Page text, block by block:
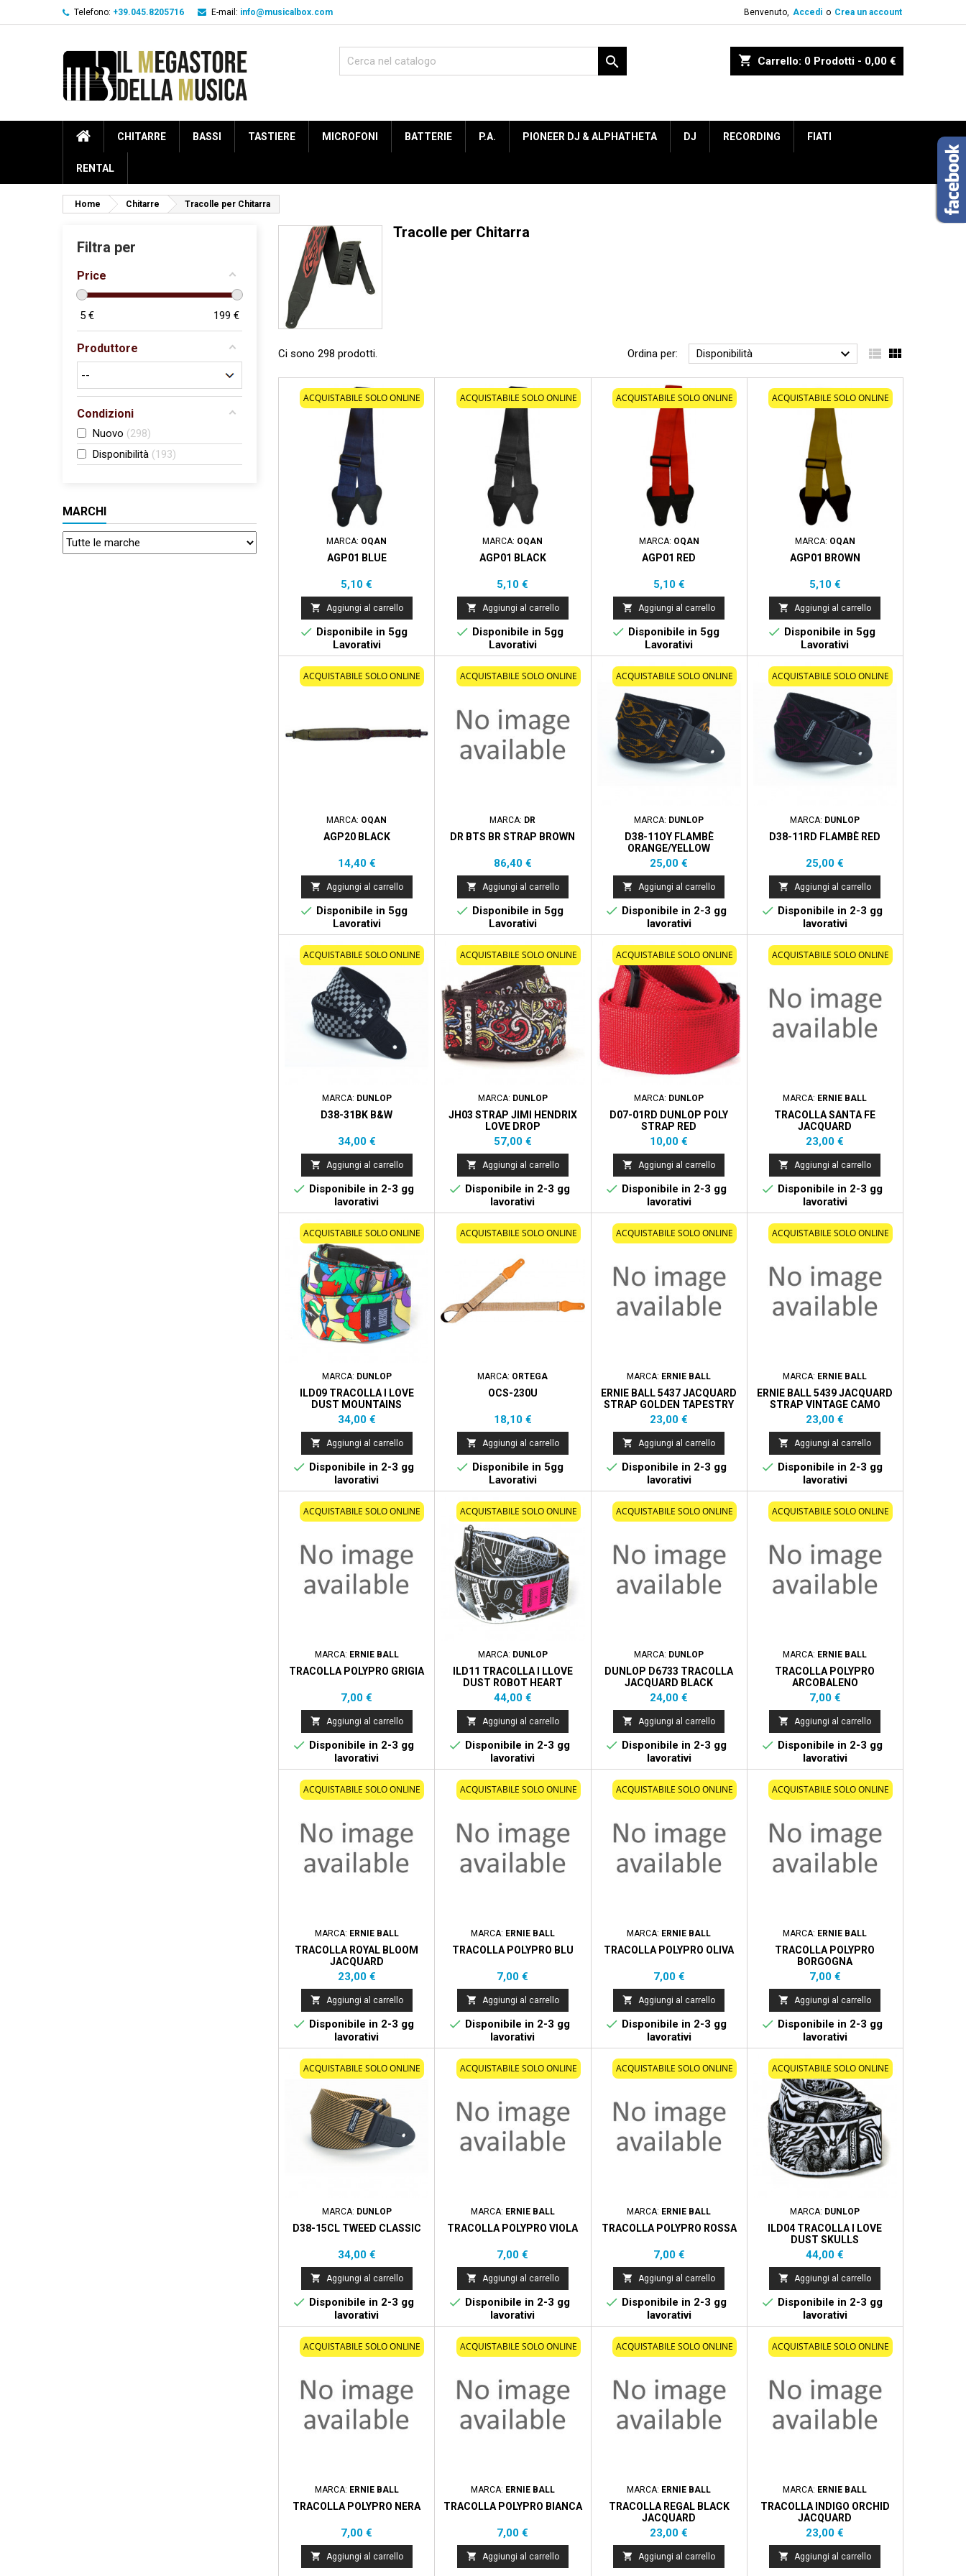
Telefono: +39.045.8205716 E-mail: info@musicalbox.com Benvenuto, Accedi o Crea un account
shopping_cart Carrello: 0 Prodotti - 0,00 €

CHITARRE BASSI TASTIERE MICROFONI BATTERIE P.A. PIONEER DJ & ALPHATHETA DJ RECORDING FIATI
RENTAL
Home Chitarre Tracolle per Chitarra
Filtra per
Price
5 € 199 €
Produttore
Condizioni
Nuovo
298
Disponibilità 193
MARCHI
Tracolle per Chitarra
Ci sono 298 prodotti. Ordina per: Disponibilità   
ACQUISTABILE SOLO ONLINE
MARCA: OQAN
AGP01 BLUE
Prezzo
5,10 €
 Aggiungi al carrello
 Disponibile in 5gg
Lavorativi
ACQUISTABILE SOLO ONLINE
MARCA: OQAN
AGP01 BLACK
Prezzo
5,10 €
 Aggiungi al carrello
 Disponibile in 5gg
Lavorativi
ACQUISTABILE SOLO ONLINE
MARCA: OQAN
AGP01 RED
Prezzo
5,10 €
 Aggiungi al carrello
 Disponibile in 5gg
Lavorativi
ACQUISTABILE SOLO ONLINE
MARCA: OQAN
AGP01 BROWN
Prezzo
5,10 €
 Aggiungi al carrello
 Disponibile in 5gg
Lavorativi
ACQUISTABILE SOLO ONLINE
MARCA: OQAN
AGP20 BLACK
Prezzo
14,40 €
 Aggiungi al carrello
 Disponibile in 5gg
Lavorativi
ACQUISTABILE SOLO ONLINE
MARCA: DR
DR BTS BR STRAP BROWN
Prezzo
86,40 €
 Aggiungi al carrello
 Disponibile in 5gg
Lavorativi
ACQUISTABILE SOLO ONLINE
MARCA: DUNLOP
D38-11OY FLAMBÈ
ORANGE/YELLOW
Prezzo
25,00 €
 Aggiungi al carrello
 Disponibile in 2-3 gg
lavorativi
ACQUISTABILE SOLO ONLINE
MARCA: DUNLOP
D38-11RD FLAMBÈ RED
Prezzo
25,00 €
 Aggiungi al carrello
 Disponibile in 2-3 gg
lavorativi
ACQUISTABILE SOLO ONLINE
MARCA: DUNLOP
D38-31BK B&W
Prezzo
34,00 €
 Aggiungi al carrello
 Disponibile in 2-3 gg
lavorativi
ACQUISTABILE SOLO ONLINE
MARCA: DUNLOP
JH03 STRAP JIMI HENDRIX
LOVE DROP
Prezzo
57,00 €
 Aggiungi al carrello
 Disponibile in 2-3 gg
lavorativi
ACQUISTABILE SOLO ONLINE
MARCA: DUNLOP
D07-01RD DUNLOP POLY
STRAP RED
Prezzo
10,00 €
 Aggiungi al carrello
 Disponibile in 2-3 gg
lavorativi
ACQUISTABILE SOLO ONLINE
MARCA: ERNIE BALL
TRACOLLA SANTA FE
JACQUARD
Prezzo
23,00 €
 Aggiungi al carrello
 Disponibile in 2-3 gg
lavorativi
ACQUISTABILE SOLO ONLINE
MARCA: DUNLOP
ILD09 TRACOLLA I LOVE
DUST MOUNTAINS
Prezzo
34,00 €
 Aggiungi al carrello
 Disponibile in 2-3 gg
lavorativi
ACQUISTABILE SOLO ONLINE
MARCA: ORTEGA
OCS-230U
Prezzo
18,10 €
 Aggiungi al carrello
 Disponibile in 5gg
Lavorativi
ACQUISTABILE SOLO ONLINE
MARCA: ERNIE BALL
ERNIE BALL 5437 JACQUARD
STRAP GOLDEN TAPESTRY
Prezzo
23,00 €
 Aggiungi al carrello
 Disponibile in 2-3 gg
lavorativi
ACQUISTABILE SOLO ONLINE
MARCA: ERNIE BALL
ERNIE BALL 5439 JACQUARD
STRAP VINTAGE CAMO
Prezzo
23,00 €
 Aggiungi al carrello
 Disponibile in 2-3 gg
lavorativi
ACQUISTABILE SOLO ONLINE
MARCA: ERNIE BALL
TRACOLLA POLYPRO GRIGIA
Prezzo
7,00 €
 Aggiungi al carrello
 Disponibile in 2-3 gg
lavorativi
ACQUISTABILE SOLO ONLINE
MARCA: DUNLOP
ILD11 TRACOLLA I LLOVE
DUST ROBOT HEART
Prezzo
44,00 €
 Aggiungi al carrello
 Disponibile in 2-3 gg
lavorativi
ACQUISTABILE SOLO ONLINE
MARCA: DUNLOP
DUNLOP D6733 TRACOLLA
JACQUARD BLACK
Prezzo
24,00 €
 Aggiungi al carrello
 Disponibile in 2-3 gg
lavorativi
ACQUISTABILE SOLO ONLINE
MARCA: ERNIE BALL
TRACOLLA POLYPRO
ARCOBALENO
Prezzo
7,00 €
 Aggiungi al carrello
 Disponibile in 2-3 gg
lavorativi
ACQUISTABILE SOLO ONLINE
MARCA: ERNIE BALL
TRACOLLA ROYAL BLOOM
JACQUARD
Prezzo
23,00 €
 Aggiungi al carrello
 Disponibile in 2-3 gg
lavorativi
ACQUISTABILE SOLO ONLINE
MARCA: ERNIE BALL
TRACOLLA POLYPRO BLU
Prezzo
7,00 €
 Aggiungi al carrello
 Disponibile in 2-3 gg
lavorativi
ACQUISTABILE SOLO ONLINE
MARCA: ERNIE BALL
TRACOLLA POLYPRO OLIVA
Prezzo
7,00 €
 Aggiungi al carrello
 Disponibile in 2-3 gg
lavorativi
ACQUISTABILE SOLO ONLINE
MARCA: ERNIE BALL
TRACOLLA POLYPRO
BORGOGNA
Prezzo
7,00 €
 Aggiungi al carrello
 Disponibile in 2-3 gg
lavorativi
ACQUISTABILE SOLO ONLINE
MARCA: DUNLOP
D38-15CL TWEED CLASSIC
Prezzo
34,00 €
 Aggiungi al carrello
 Disponibile in 2-3 gg
lavorativi
ACQUISTABILE SOLO ONLINE
MARCA: ERNIE BALL
TRACOLLA POLYPRO VIOLA
Prezzo
7,00 €
 Aggiungi al carrello
 Disponibile in 2-3 gg
lavorativi
ACQUISTABILE SOLO ONLINE
MARCA: ERNIE BALL
TRACOLLA POLYPRO ROSSA
Prezzo
7,00 €
 Aggiungi al carrello
 Disponibile in 2-3 gg
lavorativi
ACQUISTABILE SOLO ONLINE
MARCA: DUNLOP
ILD04 TRACOLLA I LOVE
DUST SKULLS
Prezzo
44,00 €
 Aggiungi al carrello
 Disponibile in 2-3 gg
lavorativi
ACQUISTABILE SOLO ONLINE
MARCA: ERNIE BALL
TRACOLLA POLYPRO NERA
Prezzo
7,00 €
 Aggiungi al carrello
ACQUISTABILE SOLO ONLINE
MARCA: ERNIE BALL
TRACOLLA POLYPRO BIANCA
Prezzo
7,00 €
 Aggiungi al carrello
ACQUISTABILE SOLO ONLINE
MARCA: ERNIE BALL
TRACOLLA REGAL BLACK
JACQUARD
Prezzo
23,00 €
 Aggiungi al carrello
ACQUISTABILE SOLO ONLINE
MARCA: ERNIE BALL
TRACOLLA INDIGO ORCHID
JACQUARD
Prezzo
23,00 €
 Aggiungi al carrello